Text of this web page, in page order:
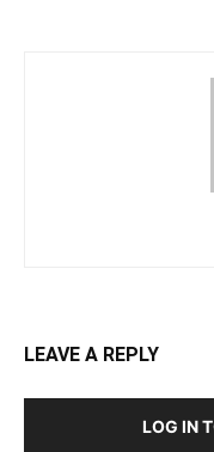
LEAVE A REPLY
LOG IN